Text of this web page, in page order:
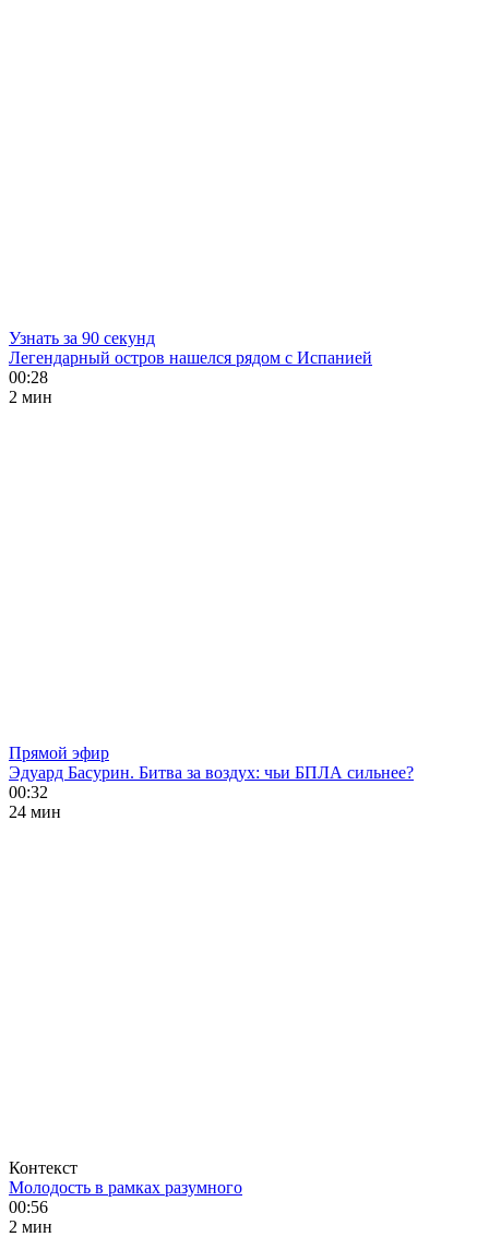
Узнать за 90 секунд
Легендарный остров нашелся рядом с Испанией
00:28
2 мин
Прямой эфир
Эдуард Басурин. Битва за воздух: чьи БПЛА сильнее?
00:32
24 мин
Контекст
Молодость в рамках разумного
00:56
2 мин